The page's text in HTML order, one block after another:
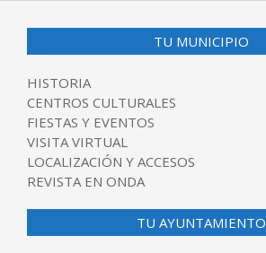
TU MUNICIPIO
HISTORIA
CENTROS CULTURALES
FIESTAS Y EVENTOS
VISITA VIRTUAL
LOCALIZACIÓN Y ACCESOS
REVISTA EN ONDA
TU AYUNTAMIENTO